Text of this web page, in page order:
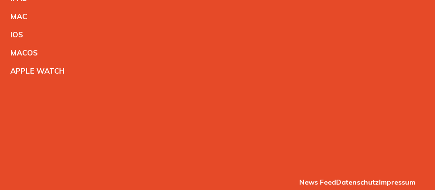
MAC
IOS
MACOS
APPLE WATCH
News FeedDatenschutzImpressum